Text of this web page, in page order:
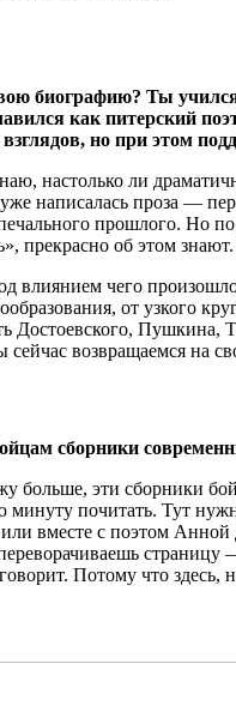
биографию? Ты
как питерский
но при этом
настолько ли
написалась проза —
прошлого. Но
прекрасно об этом
влиянием чего
от узкого
Достоевского, Пушкина,
возвращаемся на
сборники
больше, эти сборники
почитать. Тут
вместе с поэтом
Потому что здесь,